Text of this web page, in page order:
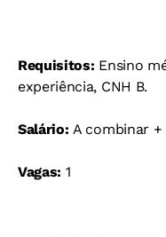
Requisitos: Ensino
experiência, CNH B.
Salário:A combinar +
Vagas: 1